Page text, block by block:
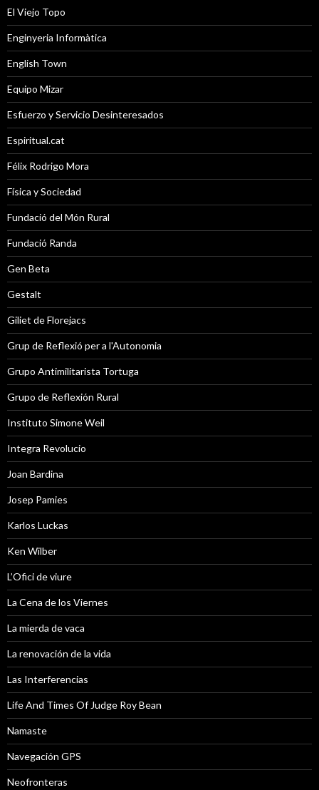
El Viejo Topo
Enginyeria Informàtica
English Town
Equipo Mizar
Esfuerzo y Servicio Desinteresados
Espiritual.cat
Félix Rodrigo Mora
Física y Sociedad
Fundació del Món Rural
Fundació Randa
Gen Beta
Gestalt
Giliet de Florejacs
Grup de Reflexió per a l'Autonomia
Grupo Antimilitarista Tortuga
Grupo de Reflexión Rural
Instituto Simone Weil
Integra Revolucio
Joan Bardina
Josep Pamies
Karlos Luckas
Ken Wilber
L’Ofici de viure
La Cena de los Viernes
La mierda de vaca
La renovación de la vida
Las Interferencias
Life And Times Of Judge Roy Bean
Namaste
Navegación GPS
Neofronteras